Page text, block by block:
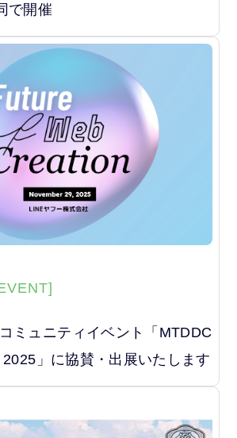
で開催
ミュニティイベント「MTDDC
」に協賛・出展いたします